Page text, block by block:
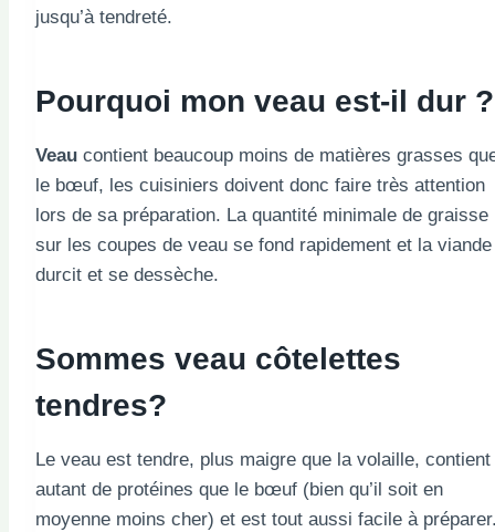
jusqu’à tendreté.
Pourquoi mon veau est-il dur ?
Veau contient beaucoup moins de matières grasses
le bœuf, les cuisiniers doivent donc faire très attention
lors de sa préparation. La quantité minimale de graisse
sur les coupes de veau se fond rapidement et la viande
durcit et se dessèche.
Sommes veau côtelettes
tendres?
Le veau est tendre, plus maigre que la volaille, contient
autant de protéines que le bœuf (bien qu’il soit en
moyenne moins cher) et est tout aussi facile à